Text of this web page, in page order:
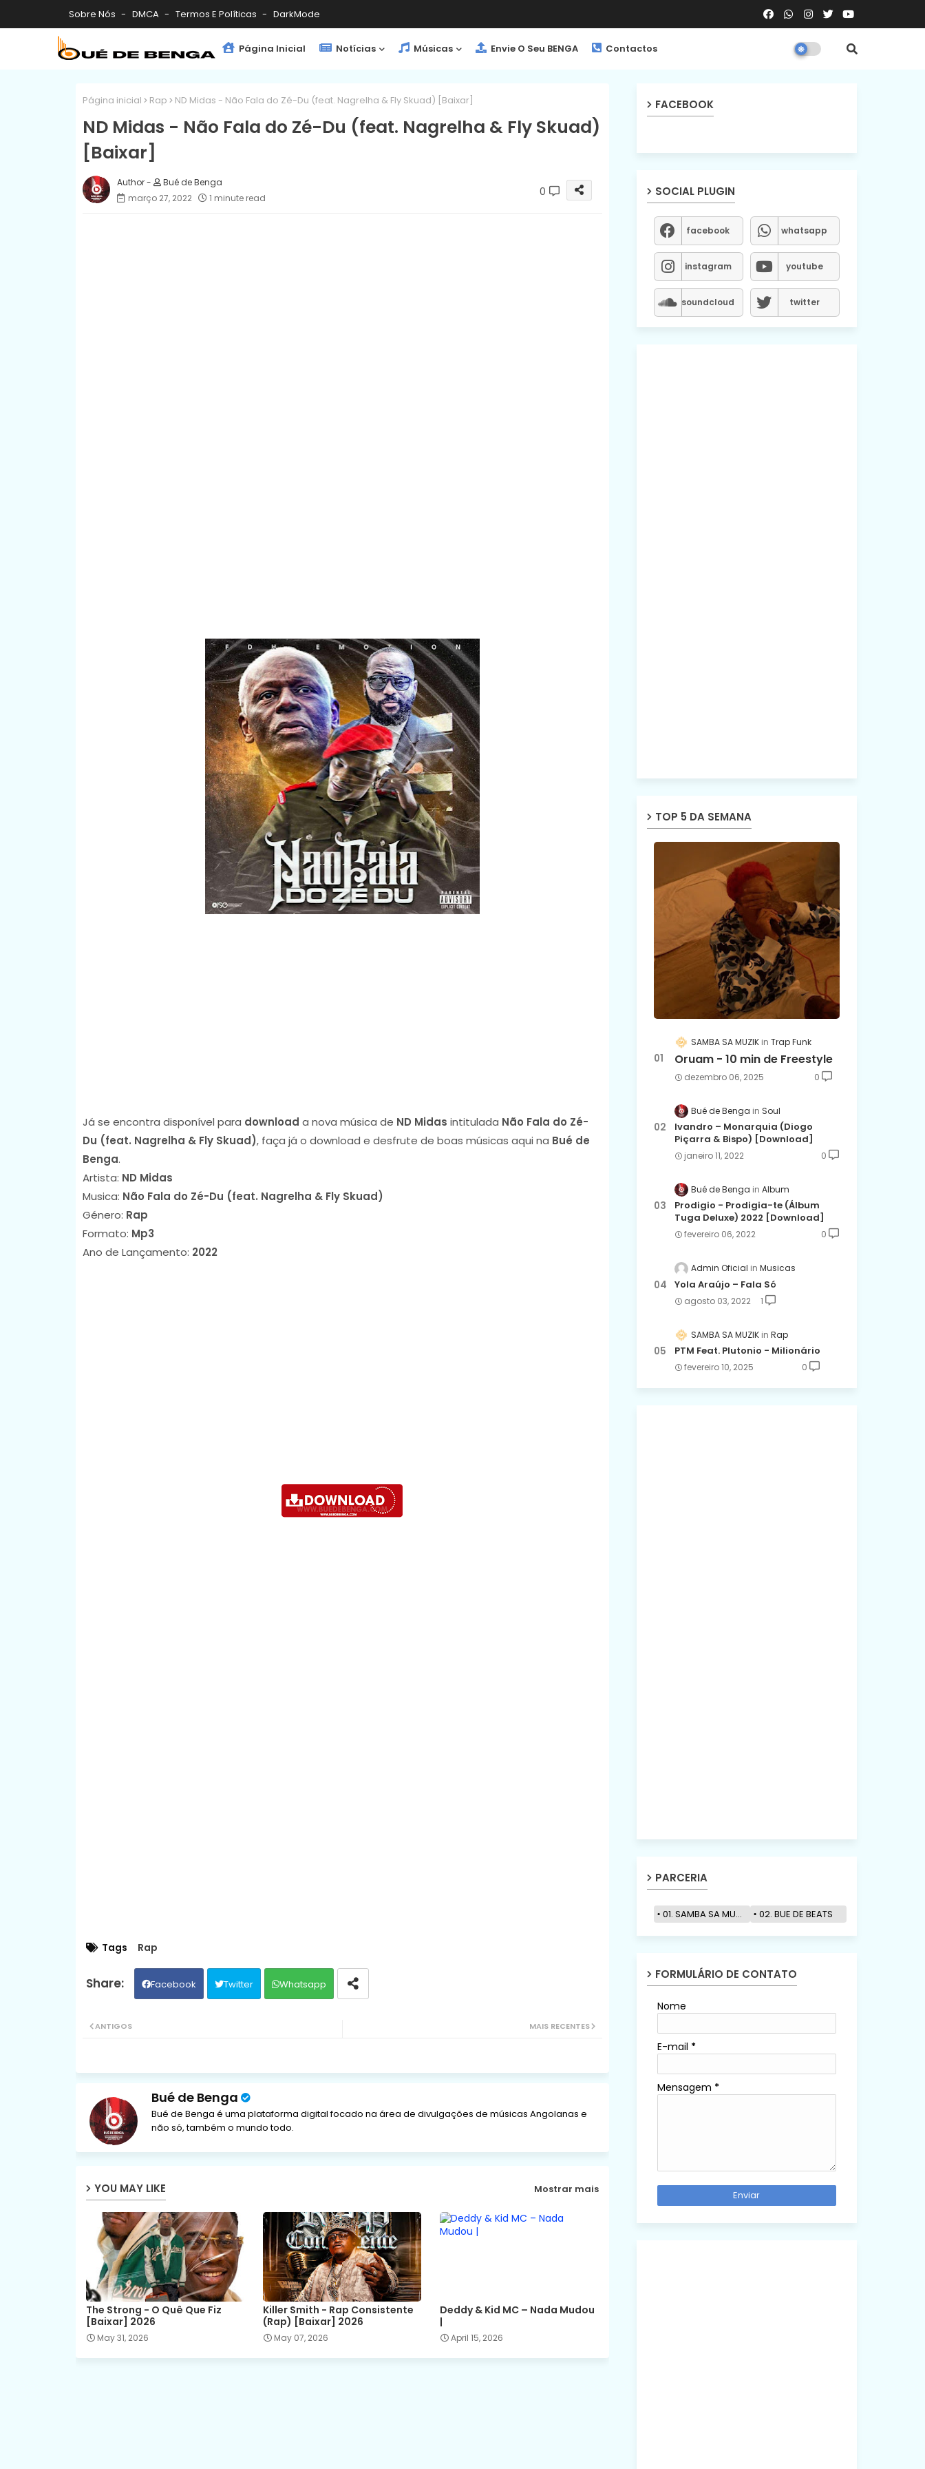
Sobre Nós DMCA Termos E Políticas DarkMode
Página Inicial Notícias Músicas Envie O Seu BENGA Contactos
Página inicial Rap ND Midas - Não Fala do Zé-Du (feat. Nagrelha & Fly Skuad) [Baixar]
ND Midas - Não Fala do Zé-Du (feat. Nagrelha & Fly Skuad)
[Baixar]
Bué de Benga
março 27, 2022
1 minute read 0
Já se encontra disponível para download a nova música de ND Midas intitulada Não Fala do Zé-
Du (feat. Nagrelha & Fly Skuad), faça já o download e desfrute de boas músicas aqui na Bué de
Benga.
Artista: ND Midas
Musica: Não Fala do Zé-Du (feat. Nagrelha & Fly Skuad)
Género: Rap
Formato: Mp3
Ano de Lançamento: 2022
Tags Rap
Facebook Twitter Whatsapp
MAIS RECENTES
ANTIGOS
Bué de Benga
Bué de Benga é uma plataforma digital focado na área de divulgações de músicas Angolanas e
não só, também o mundo todo.
YOU MAY LIKE Mostrar mais
The Strong - O Quê Que Fiz
[Baixar] 2026
May 31, 2026
Killer Smith - Rap Consistente
(Rap) [Baixar] 2026
May 07, 2026
Deddy & Kid MC – Nada Mudou
|
April 15, 2026
FACEBOOK
SOCIAL PLUGIN
facebook whatsapp
instagram youtube
soundcloud twitter
TOP 5 DA SEMANA
SAMBA SA MUZIK Trap Funk
Oruam - 10 min de Freestyle
dezembro 06, 2025 0
Bué de Benga Soul
Ivandro – Monarquia (Diogo
Piçarra & Bispo) [Download]
janeiro 11, 2022 0
Bué de Benga Album
Prodigio - Prodigia-te (Álbum
Tuga Deluxe) 2022 [Download]
fevereiro 06, 2022 0
Admin Oficial Musicas
Yola Araújo – Fala Só
agosto 03, 2022 1
SAMBA SA MUZIK Rap
PTM Feat. Plutonio - Milionário
fevereiro 10, 2025 0
PARCERIA
01. SAMBA SA MUZIK 02. BUE DE BEATS
FORMULÁRIO DE CONTATO
Nome
E-mail *
Mensagem *